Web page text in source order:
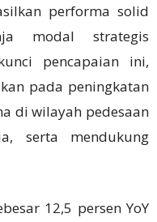
performa solid
modal strategis
pencapaian ini,
pada peningkatan
di wilayah pedesaan
serta mendukung
12,5 persen YoY